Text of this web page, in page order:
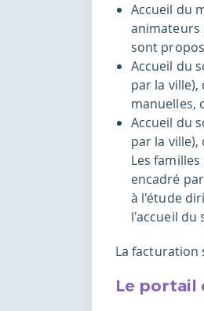
Accueil du
animateurs
sont
Accueil du
par la
manuelles,
Accueil du
par la
Les
encadré
à l'étude
l'accueil du
La facturation
Le portail